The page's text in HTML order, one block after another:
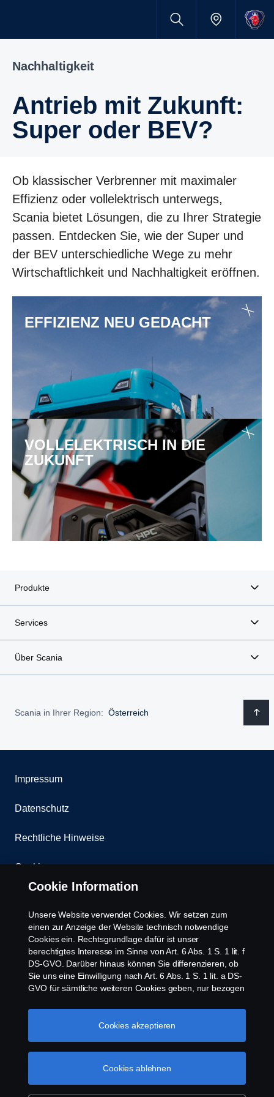
Nachhaltigkeit
Antrieb mit Zukunft:
Super oder BEV?
Ob klassischer Verbrenner mit maximaler
Effizienz oder vollelektrisch unterwegs,
Scania bietet Lösungen, die zu Ihrer Strategie
passen. Entdecken Sie, wie der Super und
der BEV unterschiedliche Wege zu mehr
Wirtschaftlichkeit und Nachhaltigkeit eröffnen.
EFFIZIENZ NEU GEDACHT
VOLLELEKTRISCH IN DIE
ZUKUNFT
Produkte
Services
Über Scania
Scania in Ihrer Region: Österreich
Impressum
Datenschutz
Rechtliche Hinweise
Cookies
Whistleblowing
Scania Cookie Richtlinie
Scania Österreich Ges.m.b.H., Johann-Steinböck-
Straße 4, 2345 Brunn am Gebirge, Tel. +43 5
Cookie Information
Unsere Website verwendet Cookies. Wir setzen zum
einen zur Anzeige der Website technisch notwendige
Cookies ein. Rechtsgrundlage dafür ist unser
berechtigtes Interesse im Sinne von Art. 6 Abs. 1 S. 1 lit. f
DS-GVO. Darüber hinaus können Sie differenzieren, ob
Sie uns eine Einwilligung nach Art. 6 Abs. 1 S. 1 lit. a DS-
GVO für sämtliche weiteren Cookies geben, nur bezogen
Diese Einwilligung ist freiwillig und kann jederzeit mit
Zukunftswirkung widerrufen werden. Unsere Anbieter
Angemessenheitsbeschlusses der Europäischen
Kommission im Sinne von Art. 45 Abs. 3 DS-GVO, worin
Cookies ablehnen
Cookies akzeptieren